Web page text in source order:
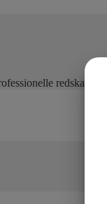
redskaber